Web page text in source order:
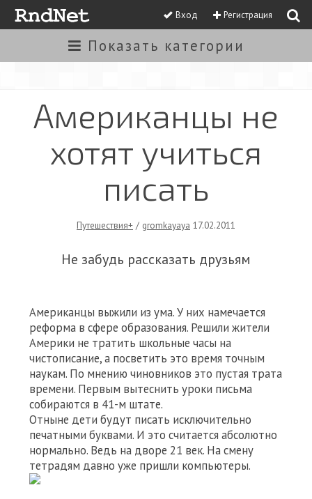
Вход Регистрация
Показать категории
Американцы не
хотят учиться
писать
Путешествия+ / gromkayaya 17.02.2011
Не забудь рассказать друзьям
Американцы выжили из ума. У них намечается
реформа в сфере образования. Решили жители
Америки не тратить школьные часы на
чистописание, а посветить это время точным
наукам. По мнению чиновников это пустая трата
времени. Первым вытеснить уроки письма
собираются в 41-м штате.
Отныне дети будут писать исключительно
печатными буквами. И это считается абсолютно
нормально. Ведь на дворе 21 век. На смену
тетрадям давно уже пришли компьютеры.